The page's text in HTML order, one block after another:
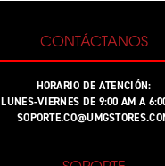
CONTÁCTANOS
HORARIO DE ATENCIÓN:
LUNES-VIERNES DE 9:00 AM A